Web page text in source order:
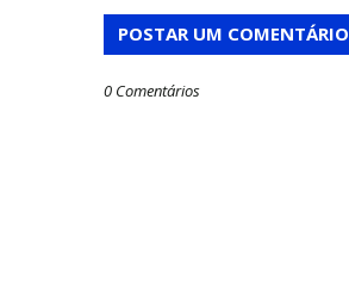
POSTAR UM COMENTÁRIO
0 Comentários